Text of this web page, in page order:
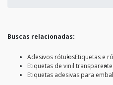
Buscas relacionadas:
Adesivos rótulosEtiquetas e
Etiquetas de vinil transparente
Etiquetas adesivas para